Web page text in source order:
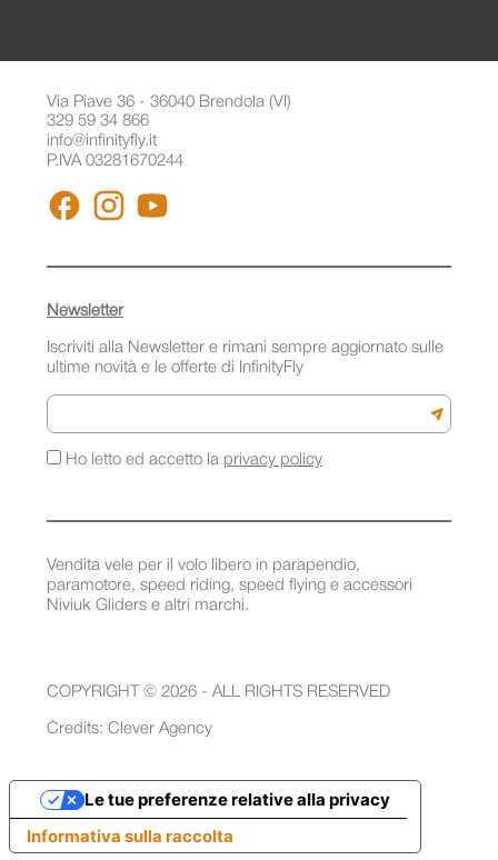
Via Piave 36 - 36040 Brendola (VI)
329 59 34 866
info@infinityfly.it
P.IVA 03281670244
FACEBOOKINSTAGRAM
Vendita vele per il volo libero in parapendio,
paramotore, speed riding, speed flying e accessori
Niviuk Gliders e altri marchi.
Newsletter
Iscriviti alla Newsletter e rimani sempre aggiornato sulle
ultime novità e le offerte di InfinityFly
Email
Iscriviti
Ho letto ed accetto la privacy policy
COPYRIGHT © 2026 - ALL RIGHTS RESERVED
Credits: Clever Agency
Informativa sulla raccolta
Le tue preferenze relative alla privacy